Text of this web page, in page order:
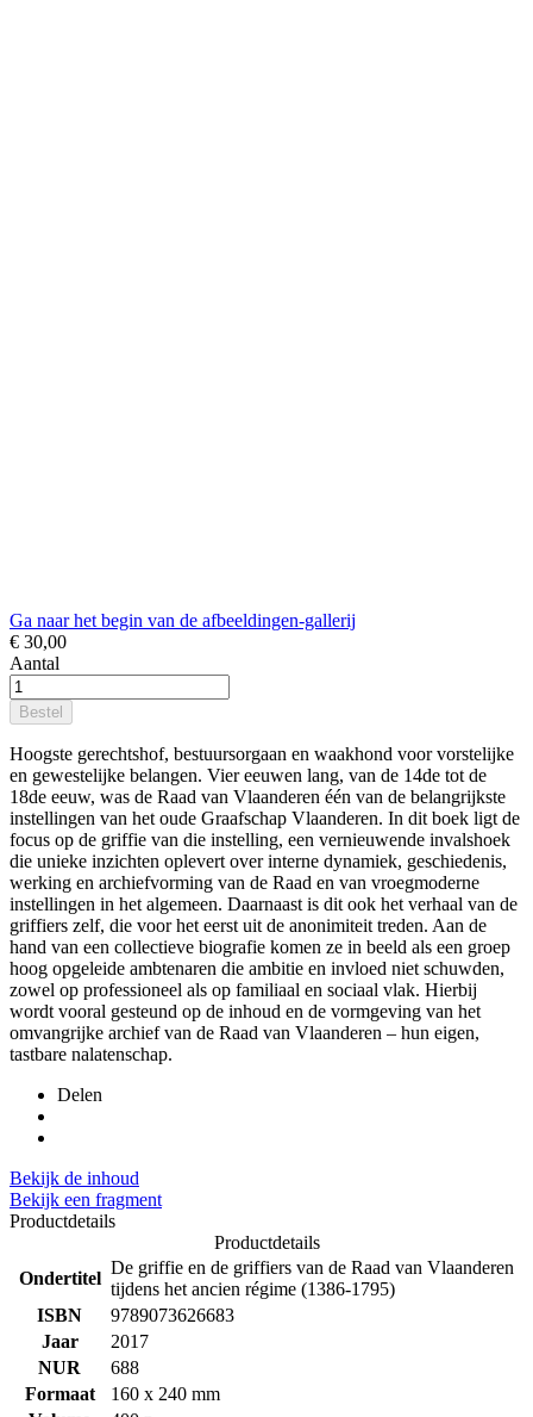
Ga naar het begin van de afbeeldingen-gallerij
€ 30,00
Aantal
Bestel
Hoogste gerechtshof, bestuursorgaan en waakhond voor vorstelijke
en gewestelijke belangen. Vier eeuwen lang, van de 14de tot de
18de eeuw, was de Raad van Vlaanderen één van de belangrijkste
instellingen van het oude Graafschap Vlaanderen. In dit boek ligt de
focus op de griffie van die instelling, een vernieuwende invalshoek
die unieke inzichten oplevert over interne dynamiek, geschiedenis,
werking en archiefvorming van de Raad en van vroegmoderne
instellingen in het algemeen. Daarnaast is dit ook het verhaal van de
griffiers zelf, die voor het eerst uit de anonimiteit treden. Aan de
hand van een collectieve biografie komen ze in beeld als een groep
hoog opgeleide ambtenaren die ambitie en invloed niet schuwden,
zowel op professioneel als op familiaal en sociaal vlak. Hierbij
wordt vooral gesteund op de inhoud en de vormgeving van het
omvangrijke archief van de Raad van Vlaanderen – hun eigen,
tastbare nalatenschap.
Delen
Bekijk de inhoud
Bekijk een fragment
Productdetails
Productdetails
Ondertitel
De griffie en de griffiers van de Raad van Vlaanderen
tijdens het ancien régime (1386-1795)
ISBN
9789073626683
Jaar
2017
NUR
688
Formaat
160 x 240 mm